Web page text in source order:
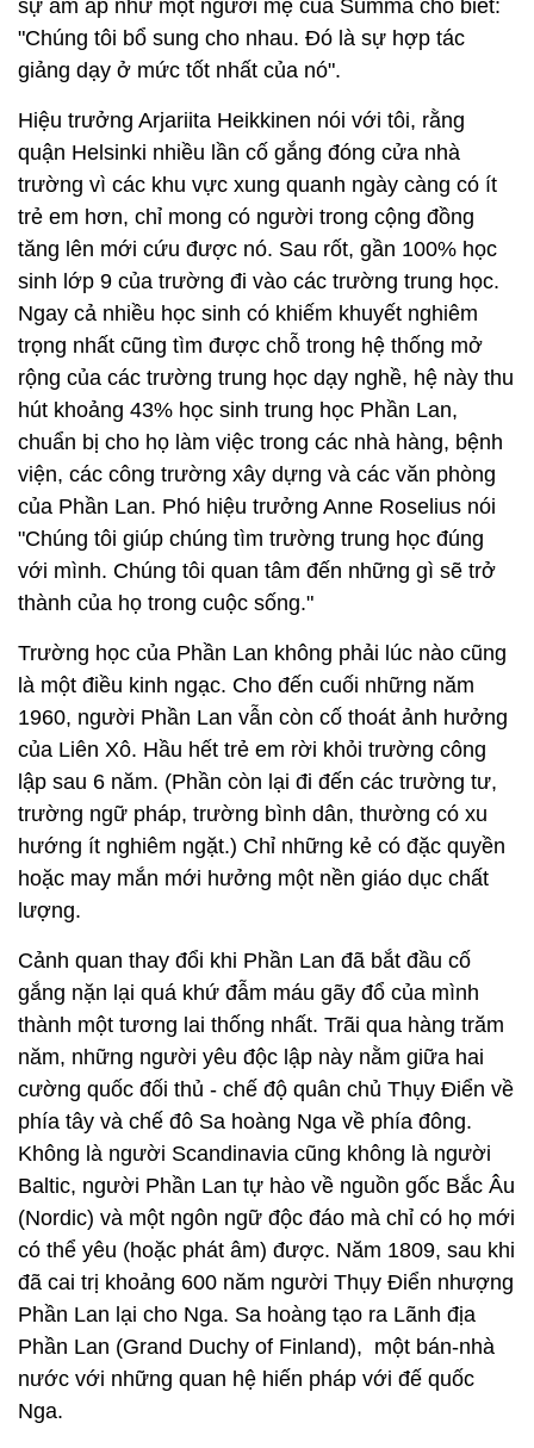
sự ấm áp như một người mẹ của Summa cho biết:
"Chúng tôi bổ sung cho nhau. Đó là sự hợp tác
giảng dạy ở mức tốt nhất của nó".
Hiệu trưởng Arjariita Heikkinen nói với tôi, rằng
quận Helsinki nhiều lần cố gắng đóng cửa nhà
trường vì các khu vực xung quanh ngày càng có ít
trẻ em hơn, chỉ mong có người trong cộng đồng
tăng lên mới cứu được nó. Sau rốt, gần 100% học
sinh lớp 9 của trường đi vào các trường trung học.
Ngay cả nhiều học sinh có khiếm khuyết nghiêm
trọng nhất cũng tìm được chỗ trong hệ thống mở
rộng của các trường trung học dạy nghề, hệ này thu
hút khoảng 43% học sinh trung học Phần Lan,
chuẩn bị cho họ làm việc trong các nhà hàng, bệnh
viện, các công trường xây dựng và các văn phòng
của Phần Lan. Phó hiệu trưởng Anne Roselius nói
"Chúng tôi giúp chúng tìm trường trung học đúng
với mình. Chúng tôi quan tâm đến những gì sẽ trở
thành của họ trong cuộc sống."
Trường học của Phần Lan không phải lúc nào cũng
là một điều kinh ngạc. Cho đến cuối những năm
1960, người Phần Lan vẫn còn cố thoát ảnh hưởng
của Liên Xô. Hầu hết trẻ em rời khỏi trường công
lập sau 6 năm. (Phần còn lại đi đến các trường tư,
trường ngữ pháp, trường bình dân, thường có xu
hướng ít nghiêm ngặt.) Chỉ những kẻ có đặc quyền
hoặc may mắn mới hưởng một nền giáo dục chất
lượng.
Cảnh quan thay đổi khi Phần Lan đã bắt đầu cố
gắng nặn lại quá khứ đẫm máu gãy đổ của mình
thành một tương lai thống nhất. Trãi qua hàng trăm
năm, những người yêu độc lập này nằm giữa hai
cường quốc đối thủ - chế độ quân chủ Thụy Điển về
phía tây và chế đô Sa hoàng Nga về phía đông.
Không là người Scandinavia cũng không là người
Baltic, người Phần Lan tự hào về nguồn gốc Bắc Âu
(Nordic) và một ngôn ngữ độc đáo mà chỉ có họ mới
có thể yêu (hoặc phát âm) được. Năm 1809, sau khi
đã cai trị khoảng 600 năm người Thụy Điển nhượng
Phần Lan lại cho Nga. Sa hoàng tạo ra Lãnh địa
Phần Lan (Grand Duchy of Finland), một bán-nhà
nước với những quan hệ hiến pháp với đế quốc
Nga.